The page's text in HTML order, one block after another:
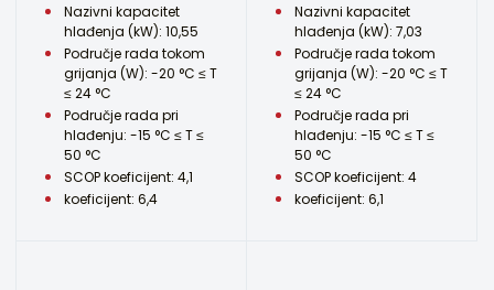
Nazivni kapacitet
hlađenja (kW): 10,55
Područje rada tokom
grijanja (W): -20 °C ≤ T
≤ 24 °C
Područje rada pri
hlađenju: -15 °C ≤ T ≤
50 °C
SCOP koeficijent: 4,1
koeficijent: 6,4
Nazivni kapacitet
hlađenja (kW): 7,03
Područje rada tokom
grijanja (W): -20 °C ≤ T
≤ 24 °C
Područje rada pri
hlađenju: -15 °C ≤ T ≤
50 °C
SCOP koeficijent: 4
koeficijent: 6,1